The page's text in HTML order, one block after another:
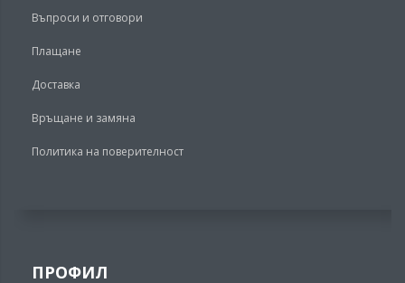
Въпроси и отговори
Плащане
Доставка
Връщане и замяна
Политика на поверителност
ПРОФИЛ